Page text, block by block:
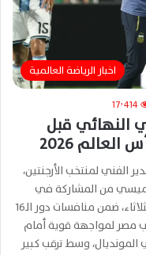
اخبار الرياضة العالمية
17٬414
قبل
2026
الفني لمنتخب الأرجنتين،
ميسي من المشاركة في
مواجهة منتخب مصر، المقررة مساء اليوم الثلاثاء، ضمن منافسات دور الـ16
ويستعد منتخب مصر لمواجهة قوية أمام
المونديال، وسط ترقب كبير